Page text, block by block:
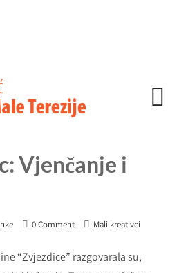
Vjenčanje i
0 Comment Mali kreativci
“Zvjezdice” razgovarala su,